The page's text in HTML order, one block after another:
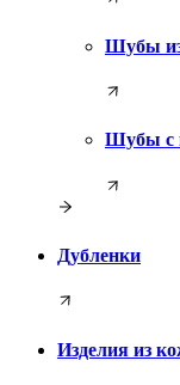
Шубы
Шубы с
Дубленки
Изделия из